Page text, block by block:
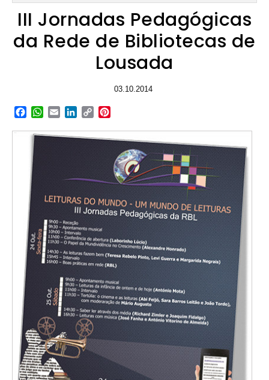
III Jornadas Pedagógicas
da Rede de Bibliotecas de
Lousada
03.10.2014
Facebook
WhatsApp
EmailLinkedIn
Copy